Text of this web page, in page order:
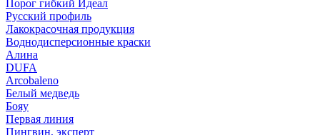
Порог гибкий Идеал
Русский профиль
Лакокрасочная продукция
Воднодисперсионные краски
Алина
DUFA
Arcobaleno
Белый медведь
Бояу
Первая линия
Пингвин, эксперт